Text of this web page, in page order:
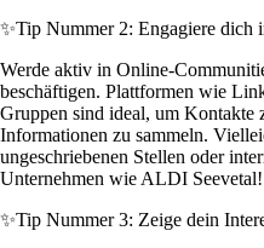
✨Tip Nummer 2: Engagiere dich
Werde aktiv in Online-
beschäftigen. Plattformen wie
Gruppen sind ideal, um Kontakte
Informationen zu sammeln.
ungeschriebenen Stellen oder
Unternehmen wie ALDI Seevetal!
✨Tip Nummer 3: Zeige dein